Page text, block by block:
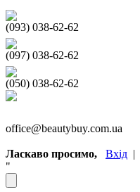
(093) 038-62-62
(097) 038-62-62
(050) 038-62-62
office@beautybuy.com.ua
Ласкаво просимо, Вхід |
"